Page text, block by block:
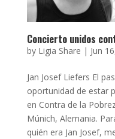
Concierto unidos
by Ligia Share | Jun
Jan Josef Liefers El
oportunidad de estar
en Contra de la
Múnich, Alemania.
quién era Jan Josef,